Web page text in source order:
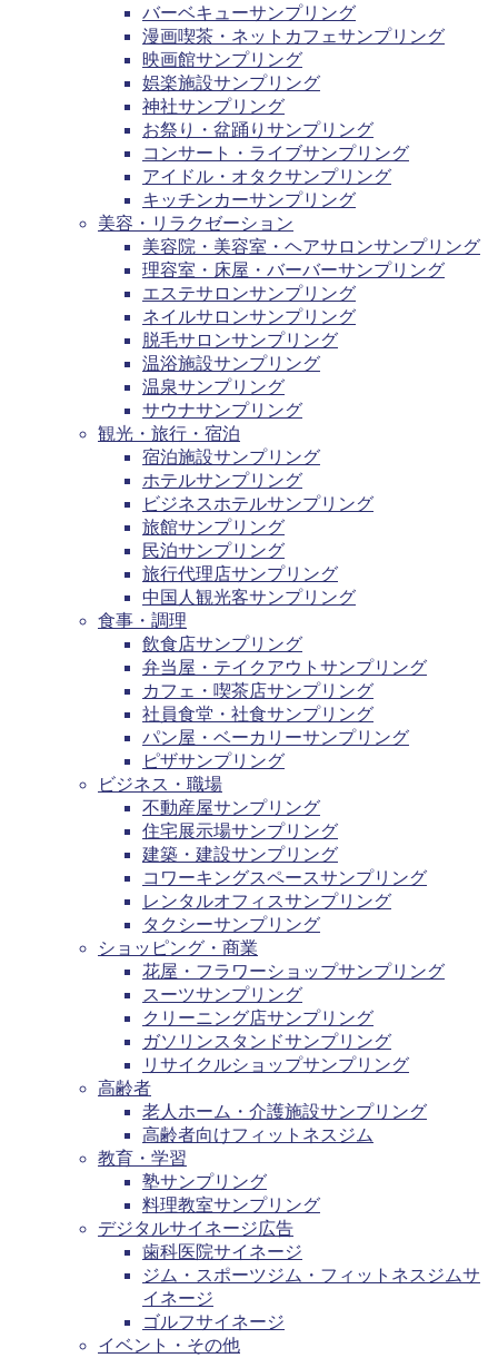
バーベキューサンプリング
漫画喫茶・ネットカフェサンプリング
映画館サンプリング
娯楽施設サンプリング
神社サンプリング
お祭り・盆踊りサンプリング
コンサート・ライブサンプリング
アイドル・オタクサンプリング
キッチンカーサンプリング
美容・リラクゼーション
美容院・美容室・ヘアサロンサンプリング
理容室・床屋・バーバーサンプリング
エステサロンサンプリング
ネイルサロンサンプリング
脱毛サロンサンプリング
温浴施設サンプリング
温泉サンプリング
サウナサンプリング
観光・旅行・宿泊
宿泊施設サンプリング
ホテルサンプリング
ビジネスホテルサンプリング
旅館サンプリング
民泊サンプリング
旅行代理店サンプリング
中国人観光客サンプリング
食事・調理
飲食店サンプリング
弁当屋・テイクアウトサンプリング
カフェ・喫茶店サンプリング
社員食堂・社食サンプリング
パン屋・ベーカリーサンプリング
ピザサンプリング
ビジネス・職場
不動産屋サンプリング
住宅展示場サンプリング
建築・建設サンプリング
コワーキングスペースサンプリング
レンタルオフィスサンプリング
タクシーサンプリング
ショッピング・商業
花屋・フラワーショップサンプリング
スーツサンプリング
クリーニング店サンプリング
ガソリンスタンドサンプリング
リサイクルショップサンプリング
高齢者
老人ホーム・介護施設サンプリング
高齢者向けフィットネスジム
教育・学習
塾サンプリング
料理教室サンプリング
デジタルサイネージ広告
歯科医院サイネージ
ジム・スポーツジム・フィットネスジムサ
イネージ
ゴルフサイネージ
イベント・その他